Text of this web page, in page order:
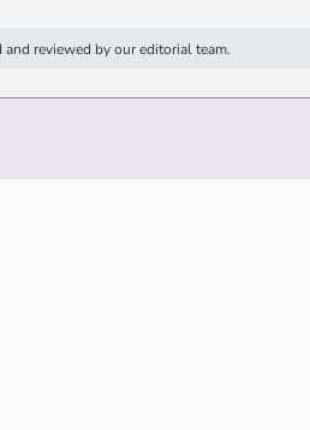
reviewed by our editorial team.